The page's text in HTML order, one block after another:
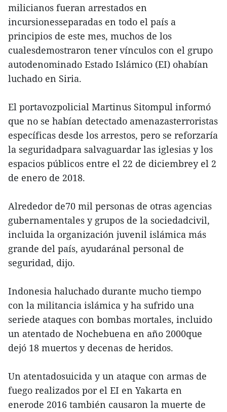
milicianos fueran arrestados en
incursionesseparadas en todo el país a
principios de este mes, muchos de los
cualesdemostraron tener vínculos con el grupo
autodenominado Estado Islámico (EI) ohabían
luchado en Siria.
El portavozpolicial Martinus Sitompul informó
que no se habían detectado amenazasterroristas
específicas desde los arrestos, pero se reforzaría
la seguridadpara salvaguardar las iglesias y los
espacios públicos entre el 22 de diciembrey el 2
de enero de 2018.
Alrededor de70 mil personas de otras agencias
gubernamentales y grupos de la sociedadcivil,
incluida la organización juvenil islámica más
grande del país, ayudaránal personal de
seguridad, dijo.
Indonesia haluchado durante mucho tiempo
con la militancia islámica y ha sufrido una
seriede ataques con bombas mortales, incluido
un atentado de Nochebuena en año 2000que
dejó 18 muertos y decenas de heridos.
Un atentadosuicida y un ataque con armas de
fuego realizados por el EI en Yakarta en
enerode 2016 también causaron la muerte de